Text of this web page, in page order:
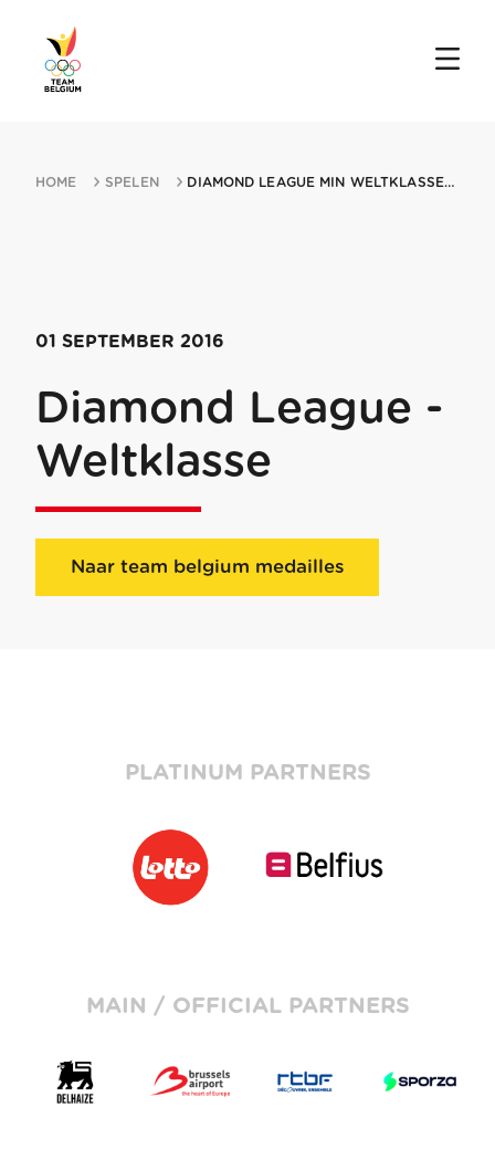
HOME SPELEN DIAMOND LEAGUE MIN WELTKLASSE 01092016 ZURICH
01 SEPTEMBER 2016
Diamond League -
Weltklasse
Naar team belgium medailles
PLATINUM PARTNERS
MAIN / OFFICIAL PARTNERS